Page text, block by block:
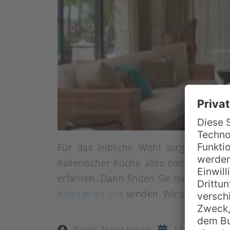
Für das leibliche Wohl sorgenvier
italienischer Küche alles bieten, was
erfahren. Dann finden Sie hier bei uns
Anfrage an uns senden. Wir